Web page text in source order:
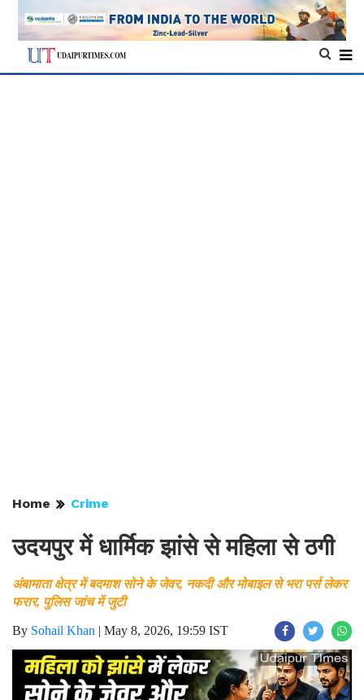
Home Crime
उदयपुर में धार्मिक झांसे से महिला से ठगी
अंबामाता क्षेत्र में बदमाश सोने के जेवर, नकदी और मोबाइल से भरा पर्स लेकर
फरार, पुलिस जांच में जुटी
By Sohail Khan | May 8, 2026, 19:59 IST